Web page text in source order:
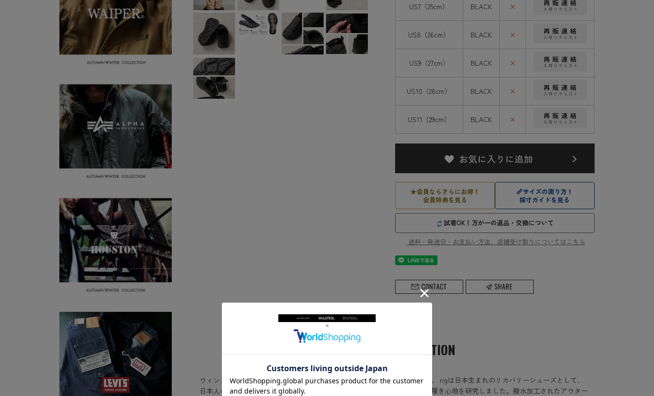
US7（25cm） BLACK ×
US8（26cm） BLACK ×
US9（27cm） BLACK ×
US10（28cm） BLACK ×
US11（29cm） BLACK ×
★会員ならさらにお得！
会員特典を見る
📏サイズの測り方！
採寸ガイドを見る
試着OK！万が一の返品・交換について
送料・発送日・お支払い方法、店舗受け取りについてはこちら
PRODUCT DESCRIPTION
ウィンタースポーツを楽しむ人のために開発された冬用リカバリーシューズ。 rigは日本生まれのリカバリーシューズとして、
日本人の足の特徴である「甲高・幅広」に重点をおき日本人にとって快適な履き心地を研究しました。撥水加工されたアウター